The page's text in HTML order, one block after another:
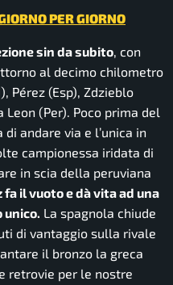
PER GIORNO
sin da subito, con
al decimo chilometro
Pérez (Esp), Zdzieblo
(Per). Poco prima del
andare via e l’unica in
campionessa iridata di
in scia della peruviana
fa il vuoto e dà vita ad una
unico. La spagnola chiude
di vantaggio sulla rivale
il bronzo la greca
retrovie per le nostre